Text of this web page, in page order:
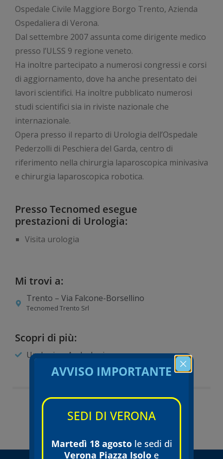
Ospedale Civile Maggiore Borgo Trento, Azienda
Ospedaliera di Verona.
Dal settembre 2007 assunta come dirigente medico
presso l’ULSS 9 regione veneto.
Ha inoltre partecipato a numerosi congressi e corsi
di aggiornamento, dove ha anche presentato dei
lavori scientifici. Ha inoltre pubblicato numerosi
studi scientifici sia in riviste nazionale che
internazionale.
Opera presso il reparto di Urologia dell’Ospedale
Pederzolli di Peschiera del Garda, centro di
riferimento nella chirurgia laparoscopica minivasiva
e chirurgia laparoscopica robotica.
Presso Tecnomed esegue
prestazioni di Urologia:
Visita urologia
Mi trovi a:
Trento – Via Falcone-Borsellino
Tecnomed Trento Srl
Scopri di più:
Urologia e Andrologia
Torna all'equipe
AVVISO IMPORTANTE
SEDI DI VERONA
Martedì 18 agostole sedi di
Verona Piazza Isolo e